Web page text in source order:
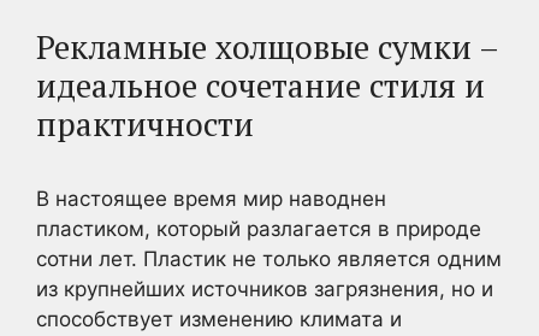
Рекламные холщовые сумки –
идеальное сочетание стиля и
практичности
В настоящее время мир наводнен
пластиком, который разлагается в природе
сотни лет. Пластик не только является одним
из крупнейших источников загрязнения, но и
способствует изменению климата и